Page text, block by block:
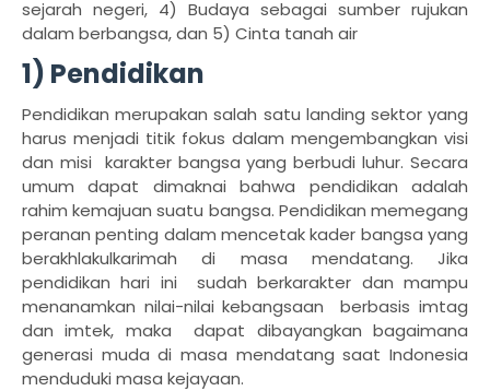
sejarah negeri, 4) Budaya sebagai sumber rujukan
dalam berbangsa, dan 5) Cinta tanah air
1) Pendidikan
Pendidikan merupakan salah satu landing sektor yang
harus menjadi titik fokus dalam mengembangkan visi
dan misi
karakter bangsa yang berbudi luhur. Secara
umum dapat dimaknai bahwa pendidikan adalah
rahim kemajuan suatu bangsa. Pendidikan memegang
peranan penting dalam mencetak kader bangsa yang
berakhlakulkarimah di masa mendatang. Jika
pendidikan hari ini
sudah berkarakter dan mampu
menanamkan nilai-nilai kebangsaan
berbasis imtag
dan imtek, maka
dapat dibayangkan bagaimana
generasi muda di masa mendatang saat Indonesia
menduduki masa kejayaan.